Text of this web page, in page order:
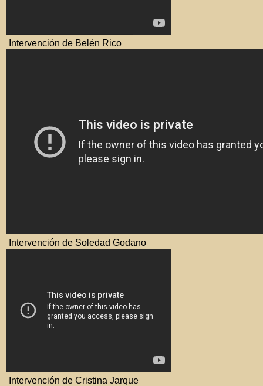
Intervención de Belén Rico
Intervención de Soledad Godano
Intervención de Cristina Jarque